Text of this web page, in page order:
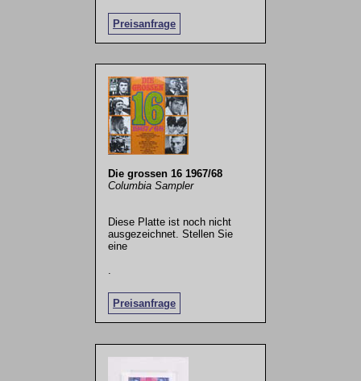
Preisanfrage
Die grossen 16 1967/68
Columbia Sampler
Diese Platte ist noch nicht
ausgezeichnet. Stellen Sie
eine
Preisanfrage
.